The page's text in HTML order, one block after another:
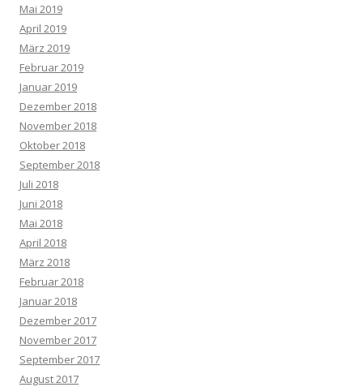
Mai 2019
April 2019
März 2019
Februar 2019
Januar 2019
Dezember 2018
November 2018
Oktober 2018
September 2018
Juli 2018
Juni 2018
Mai 2018
April 2018
März 2018
Februar 2018
Januar 2018
Dezember 2017
November 2017
September 2017
August 2017